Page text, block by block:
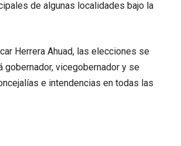
de algunas localidades bajo la
Herrera Ahuad, las elecciones se
gobernador, vicegobernador y se
e intendencias en todas las